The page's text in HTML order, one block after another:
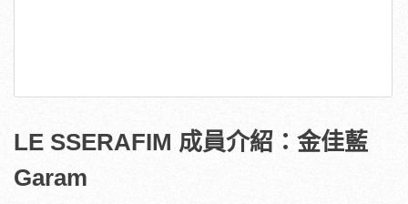
LE SSERAFIM 成員介紹：金佳藍
Garam